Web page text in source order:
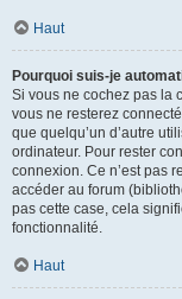
Haut
Pourquoi suis-je
Si vous ne cochez pas la
vous ne resterez
que quelqu’un d’autre
ordinateur. Pour rester
connexion. Ce n’est pas
accéder au forum
pas cette case, cela
fonctionnalité.
Haut